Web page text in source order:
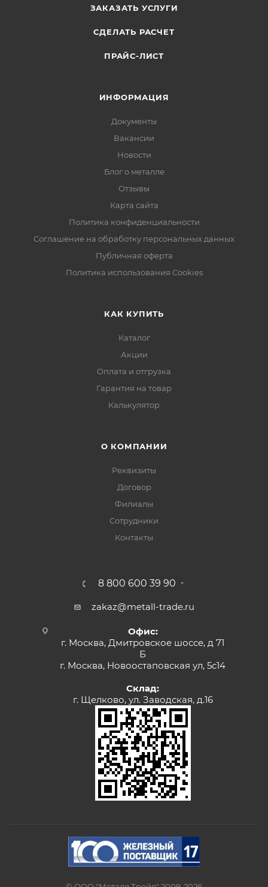
ЗАКАЗАТЬ УСЛУГИ
СДЕЛАТЬ РАСЧЕТ
ПРАЙС-ЛИСТ
ИНФОРМАЦИЯ
Документы
Вакансии
Новости
Блог о металле
Отзывы
Карта сайта
Политика конфиденциальности
Соглашение на обработку персональных данных
Публичная оферта
Политика использования Cookies
КАК КУПИТЬ
Каталог
Акции
Оплата и отгрузка
Гарантия на товар
Калькулятор
О КОМПАНИИ
Реквизиты
Договор
Филиалы
Сотрудники
Контакты
8 800 600 39 90
zakaz@metall-trade.ru
Офис:
г. Москва, Дмитровское шоссе, д 71
Б
г. Москва, Новоостаповская ул, 5с14
Склад:
г. Щелково, ул. Заводская, д.16